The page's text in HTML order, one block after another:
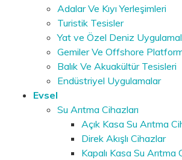
Adalar Ve Kıyı Yerleşimleri
Turistik Tesisler
Yat ve Özel Deniz
Gemiler Ve Offshore
Balık Ve Akuakültür Tesisleri
Endüstriyel Uygulamalar
Evsel
Su Arıtma Cihazları
Açık Kasa Su Arıtma
Direk Akışlı Cihazlar
Kapalı Kasa Su Arıtma